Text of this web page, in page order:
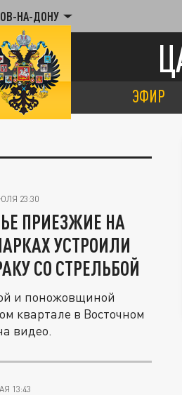
НА-ДОНУ
ЭФИР
23:30
ПРИЕЗЖИЕ НА
УСТРОИЛИ
СО СТРЕЛЬБОЙ
и поножовщиной
квартале в Восточном
видео.
13:43